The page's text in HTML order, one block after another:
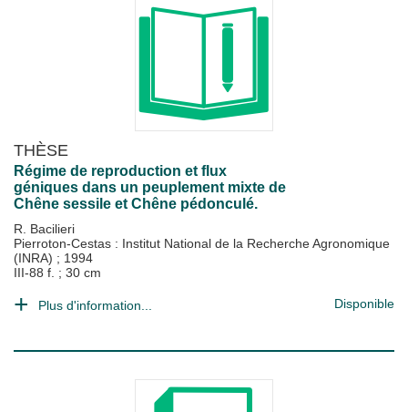
THÈSE
Régime de reproduction et flux
géniques dans un peuplement mixte de
Chêne sessile et Chêne pédonculé.
R. Bacilieri
Pierroton-Cestas : Institut National de la Recherche Agronomique
(INRA) ; 1994
III-88 f. ; 30 cm
Plus d'information... Disponible